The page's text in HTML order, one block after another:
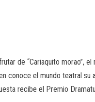
de “Cariaquito morao”, el
conoce el mundo teatral su
recibe el Premio